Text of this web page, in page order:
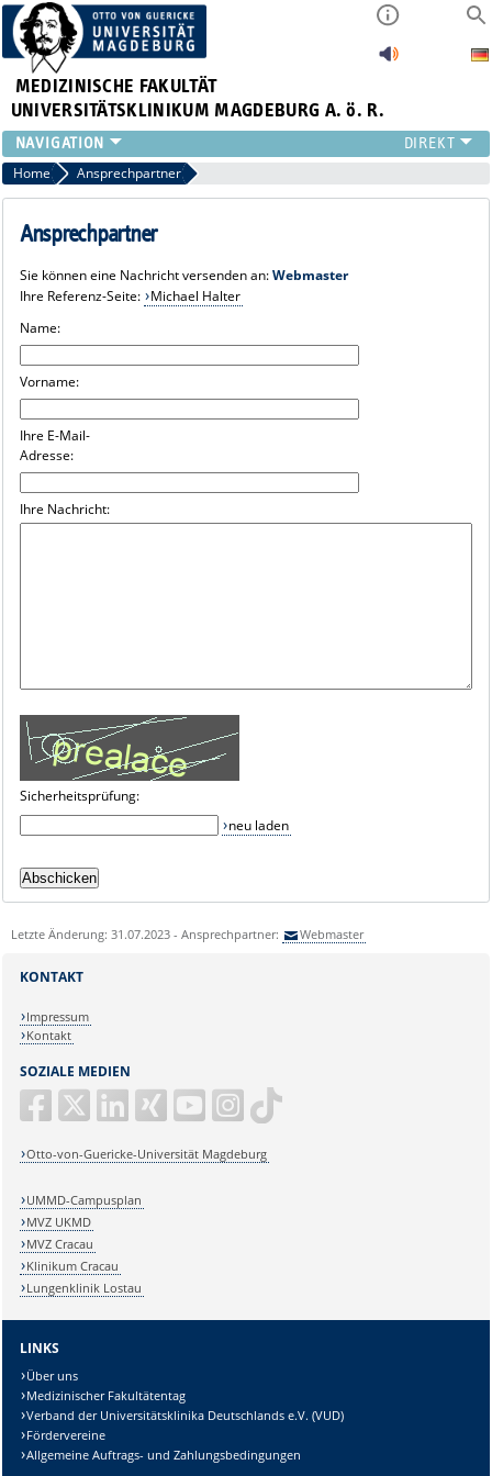
MEDIZINISCHE FAKULTÄT
UNIVERSITÄTSKLINIKUM MAGDEBURG A. ö. R.
INSTITUTE
KLINIKEN
ZENTRALE EINRICHTUNGEN
PRESSE
INTERNATIONAL
INTRANET
Home Ansprechpartner
Ansprechpartner
Sie können eine Nachricht versenden an:Webmaster
Ihre Referenz-Seite: Michael Halter
Name:
Vorname:
Ihre E-Mail-
Adresse:
Ihre Nachricht:
Sicherheitsprüfung:
neu laden
Letzte Änderung: 31.07.2023 - Ansprechpartner: Webmaster
SOZIALE MEDIEN
Otto-von-Guericke-Universität Magdeburg
KONTAKT
Impressum
Kontakt
UMMD-Campusplan
MVZ UKMD
MVZ Cracau
Klinikum Cracau
Lungenklinik Lostau
LINKS
Über uns
Medizinischer Fakultätentag
Verband der Universitätsklinika Deutschlands e.V. (VUD)
Fördervereine
Allgemeine Auftrags- und Zahlungsbedingungen